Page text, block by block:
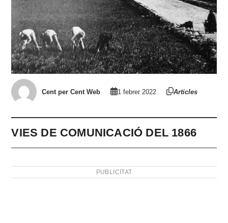
Cent per Cent Web 1 febrer 2022 Articles
VIES DE COMUNICACIÓ DEL 1866
PUBLICITAT